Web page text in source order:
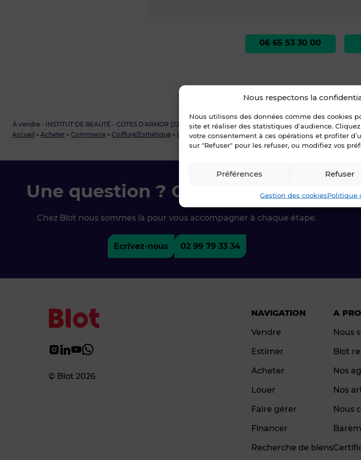
Nous respectons la
Nous utilisons des données comme des cookies
site et réaliser des statistiques d’audience.
votre consentement à ces opérations et profiter
sur "Refuser" pour les refuser, ou modifiez vos
Refuser
Préférences
Gestion des cookiesPolitique
Accueil » Acheter » Commerce » Coiffure/Esthétique » Côtes d'armor»À vendre - INSTITUT DE BEAUTÉ - COTES
À vendre - INSTITUT DE BEAUTÉ - COTES D'ARMOR (22)
06 65 53 30 00
Une question ? Contactez-nous !
Chez Blot nous sommes là pour vous accompagner à chaque étape.
Ecrivez-nous 02 99 79 33 34
© Blot 2026
NAVIGATION
Vendre
Estimer
Acheter
Louer
Faire gérer
Financer
Recherche de biens
A
Nous
Blot
Nos
Nos
Nous